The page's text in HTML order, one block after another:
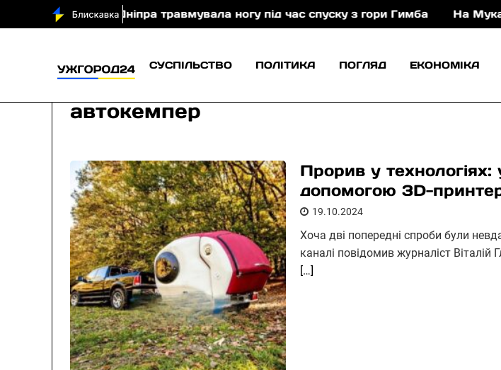
з Дніпра травмувала ногу під час спуску з гори Гимба На Мукачівщині
СУСПІЛЬСТВО ПОЛІТИКА ПОГЛЯД ЕКОНОМІКА
автокемпер
Прорив у
допомогою 3D-
19.10.2024
Хоча дві попередні спроби були
каналі повідомив журналіст
[…]